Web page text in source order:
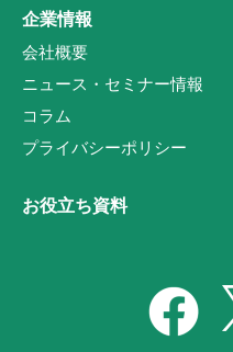
企業情報
会社概要
ニュース・セミナー情報
コラム
プライバシーポリシー
お役立ち資料